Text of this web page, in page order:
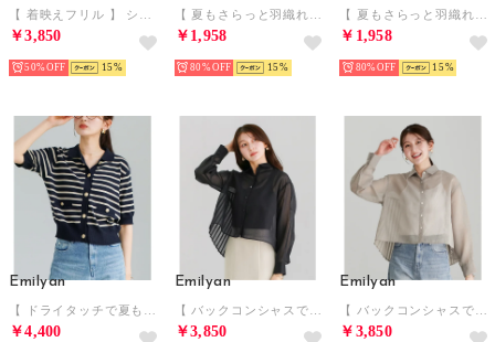
￥3,850
50% 15
￥1,958
80% 15
￥1,958
80% 15
Emilyan
￥4,400
Emilyan
￥3,850
Emilyan
￥3,850